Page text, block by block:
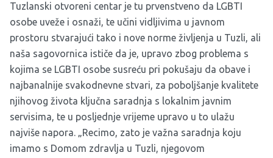
Tuzlanski otvoreni centar je tu prvenstveno da LGBTI
osobe uveže i osnaži, te učini vidljivima u javnom
prostoru stvarajući tako i nove norme življenja u Tuzli, ali
naša sagovornica ističe da je, upravo zbog problema s
kojima se LGBTI osobe susreću pri pokušaju da obave i
najbanalnije svakodnevne stvari, za poboljšanje kvalitete
njihovog života ključna saradnja s lokalnim javnim
servisima, te u posljednje vrijeme upravo u to ulažu
najviše napora. „Recimo, zato je važna saradnja koju
imamo s Domom zdravlja u Tuzli, njegovom